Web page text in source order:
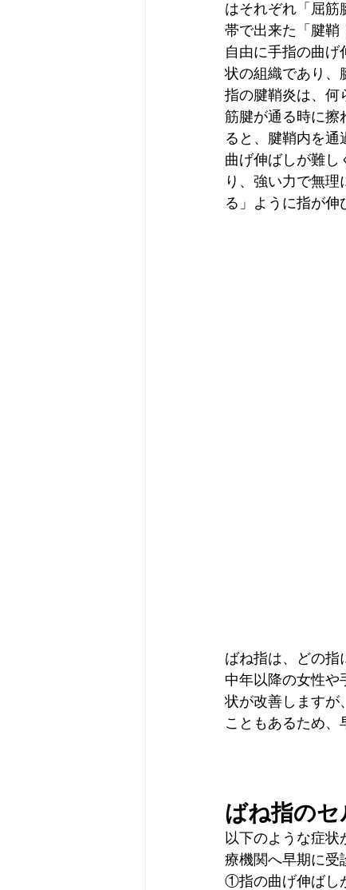
はそれぞれ「屈筋
帯で出来た「腱鞘
自由に手指の曲
状の組織であり、
指の腱鞘炎は、何
筋腱が通る時に擦
ると、腱鞘内を
曲げ伸ばしが難し
り、強い力で無
る」ように指が伸
ばね指は、どの指
中年以降の女性や
状が改善しますが
こともあるため、
ばね指の
以下のような症
療機関へ早期に受
①指の曲げ伸ばし